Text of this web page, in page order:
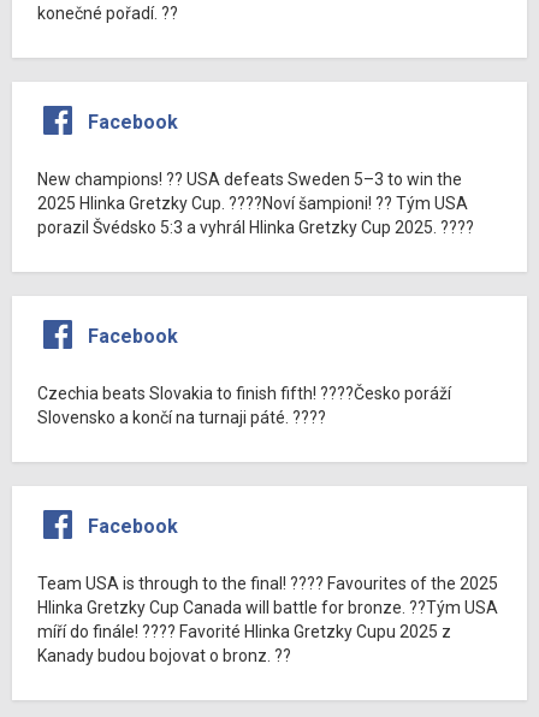
konečné pořadí. ??
Facebook
New champions! ?? USA defeats Sweden 5–3 to win the
2025 Hlinka Gretzky Cup. ????Noví šampioni! ?? Tým USA
porazil Švédsko 5:3 a vyhrál Hlinka Gretzky Cup 2025. ????
Facebook
Czechia beats Slovakia to finish fifth! ????Česko poráží
Slovensko a končí na turnaji páté. ????
Facebook
Team USA is through to the final! ???? Favourites of the 2025
Hlinka Gretzky Cup Canada will battle for bronze. ??Tým USA
míří do finále! ???? Favorité Hlinka Gretzky Cupu 2025 z
Kanady budou bojovat o bronz. ??